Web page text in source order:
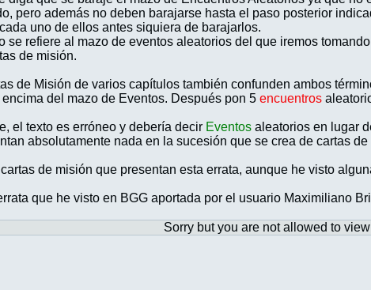
pero además no deben barajarse hasta el paso posterior
uno de ellos antes siquiera de barajarlos.
se refiere al mazo de eventos aleatorios del que iremos
de misión.
de Misión de varios capítulos también confunden ambos
del mazo de Eventos. Después pon 5encuentros
el texto es erróneo y debería decir Eventos aleatorios en lugar
absolutamente nada en la sucesión que se crea de cartas
de misión que presentan esta errata, aunque he visto
que he visto en BGG aportada por el usuario Maximiliano
Sorry but you are not allowed to